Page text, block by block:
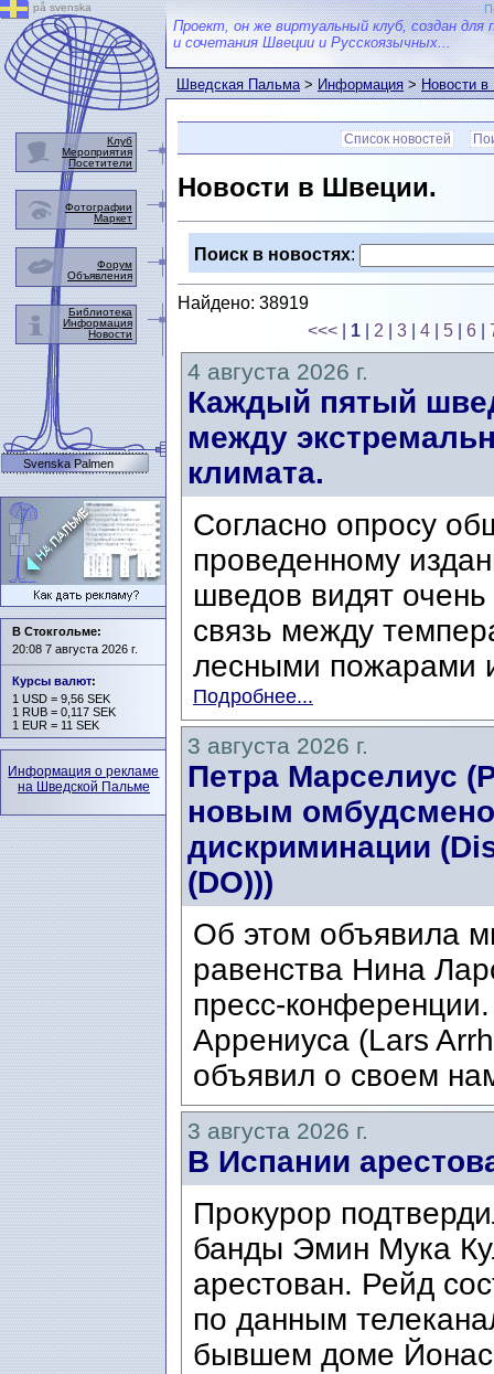
Проект, он же виртуальный клуб, создан для
и сочетания Швеции и Русскоязычных...
Шведская Пальма>Информация>Новости
Список новостей
Новости в Швеции.
Поиск в новостях:
Найдено: 38919
<<<
1 2 3 4 5 6
4 августа 2026 г.
Каждый пятый
между
климата.
Согласно опросу
проведенному
шведов видят
связь между
лесными пожарами
Подробнее...
3 августа 2026 г.
Петра Марселиус
новым
дискриминации
(DO)))
Об этом объявила
равенства Нина
пресс-
Аррениуса (Lars
объявил о своем
3 августа 2026 г.
В Испании
Прокурор
банды Эмин Мука
арестован. Рейд
по данным
бывшем доме
på svenska
Клуб
Мероприятия
Посетители
Фотографии
Маркет
Форум
Объявления
Библиотека
Информация
Новости
Svenska Palmen
В Стокгольме:
20:08 7 августа 2026 г.
Курсы валют:
1 USD = 9,56 SEK
1 RUB = 0,117 SEK
1 EUR = 11 SEK
Информация о рекламе
на Шведской Пальме